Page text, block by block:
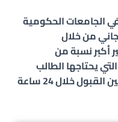
الجامعات الحكومية
من خلال
أكبر نسبة من
يحتاجها الطالب
وتأمين القبول خلال 24 ساعة